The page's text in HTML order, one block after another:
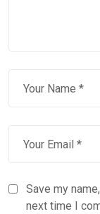
Save my
next time I